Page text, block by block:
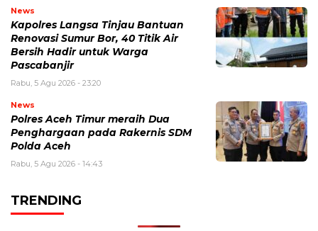
News
Kapolres Langsa Tinjau Bantuan
Renovasi Sumur Bor, 40 Titik Air
Bersih Hadir untuk Warga
Pascabanjir
Rabu, 5 Agu 2026 - 23:20
News
Polres Aceh Timur meraih Dua
Penghargaan pada Rakernis SDM
Polda Aceh
Rabu, 5 Agu 2026 - 14:43
TRENDING